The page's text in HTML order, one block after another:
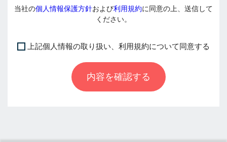
当社の個人情報保護方針および利用規約に同意の上、送信して
ください。
上記個人情報の取り扱い、利用規約について同意する
内容を確認する